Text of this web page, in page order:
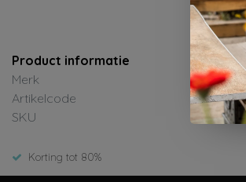
Product informatie
Merk
Artikelcode
SKU
Korting tot 80%